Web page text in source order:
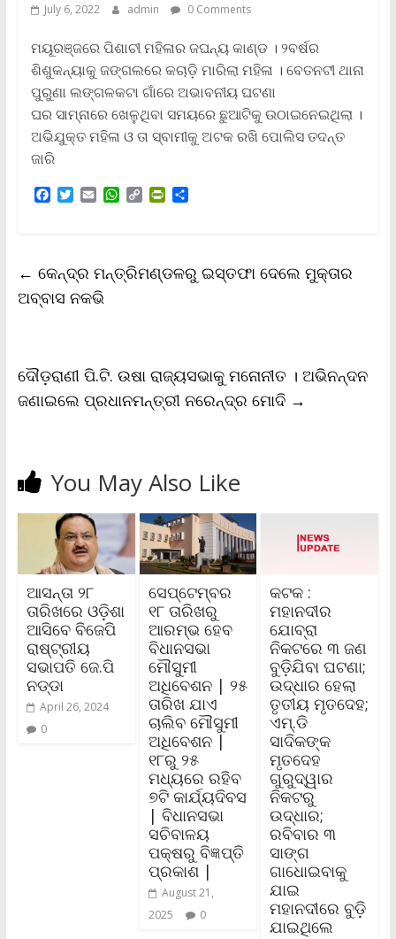
July 6, 2022 admin 0 Comments
ମୟୂରଞ୍ଜରେ ପିଶାଚୀ ମହିଳାର ଜଘନ୍ୟ କାଣ୍ଡ । ୨ବର୍ଷର
ଶିଶୁକନ୍ୟାକୁ ଜଙ୍ଗଲରେ କଚାଡ଼ି ମାରିଲା ମହିଳା । ବେତନଟୀ ଥାନା
ପୁରୁଣା ଲଙ୍ଗଳକଟା ଗାଁରେ ଅଭାବନୀୟ ଘଟଣା
ଘର ସାମ୍ନାରେ ଖେଳୁଥିବା ସମୟରେ ଛୁଆଟିକୁ ଉଠାଇନେଇଥିଲା ।
ଅଭିଯୁକ୍ତ ମହିଳା ଓ ତା ସ୍ବାମୀକୁ ଅଟକ ରଖି ପୋଲିସ ତଦନ୍ତ
ଜାରି
F
o
o
k
T
e
r
E
W
A
C
i
P
F
l
y
S
← କେନ୍ଦ୍ର ମନ୍ତ୍ରିମଣ୍ଡଳରୁ ଇସ୍ତଫା ଦେଲେ ମୁକ୍ତାର
ଅବ୍ବାସ ନକଭି
ଦୌଡ଼ରାଣୀ ପି.ଟି. ଉଷା ରାଜ୍ୟସଭାକୁ ମନୋନୀତ । ଅଭିନନ୍ଦନ
ଜଣାଇଲେ ପ୍ରଧାନମନ୍ତ୍ରୀ ନରେନ୍ଦ୍ର ମୋଦି →
You May Also Like
ଆସନ୍ତା ୨୮
ତାରିଖରେ ଓଡ଼ିଶା
ଆସିବେ ବିଜେପି
ରାଷ୍ଟ୍ରୀୟ
ସଭାପତି ଜେ.ପି
ନଡ୍ଡା
April 26, 2024
0
ସେପ୍ଟେମ୍ବର
୧୮ ତାରିଖରୁ
ଆରମ୍ଭ ହେବ
ବିଧାନସଭା
ମୌସୁମୀ
ଅଧିବେଶନ | ୨୫
ତାରିଖ ଯାଏ
ଚାଲିବ ମୌସୁମୀ
ଅଧିବେଶନ |
୧୮ରୁ ୨୫
ମଧ୍ୟରେ ରହିବ
୭ଟି କାର୍ଯ୍ୟଦିବସ
| ବିଧାନସଭା
ସଚିବାଳୟ
ପକ୍ଷରୁ ବିଜ୍ଞପ୍ତି
ପ୍ରକାଶ |
August 21,
2025
0
କଟକ :
ମହାନଦୀର
ଯୋବ୍ରା
ନିକଟରେ ୩ ଜଣ
ବୁଡ଼ିଯିବା ଘଟଣା;
ଉଦ୍ଧାର ହେଲା
ତୃତୀୟ ମୃତଦେହ;
ଏମ୍.ଡି
ସାଦିକଙ୍କ
ମୃତଦେହ
ଗୁରୁଦ୍ୱାର
ନିକଟରୁ
ଉଦ୍ଧାର;
ରବିବାର ୩
ସାଙ୍ଗ
ଗାଧୋଇବାକୁ
ଯାଇ
ମହାନଦୀରେ ବୁଡ଼ି
ଯାଇଥିଲେ